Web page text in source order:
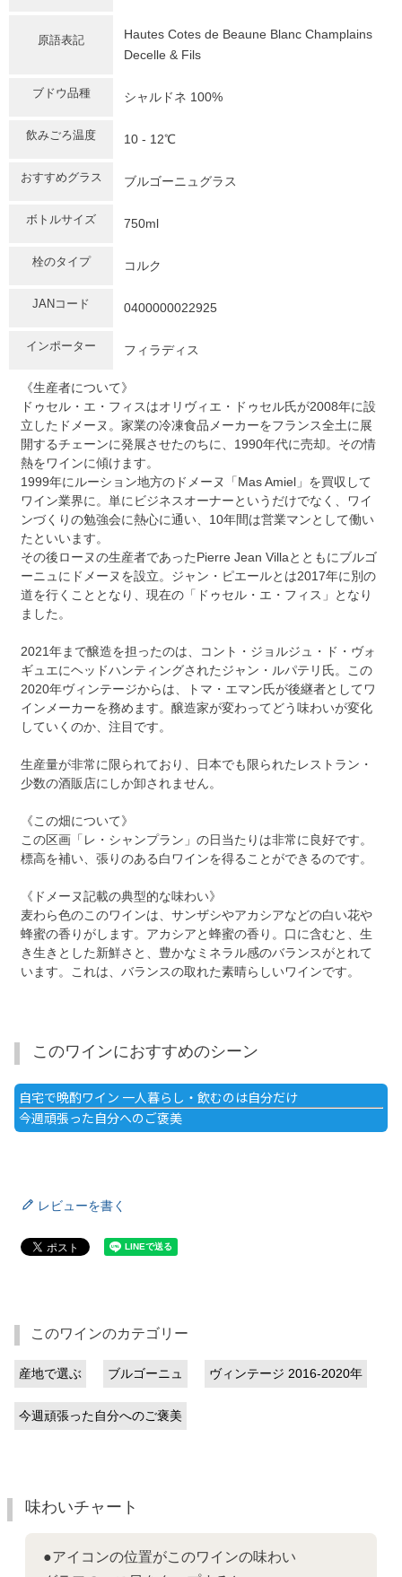
原語表記
Hautes Cotes de Beaune Blanc Champlains
Decelle & Fils
ブドウ品種 シャルドネ 100%
飲みごろ温度 10 - 12℃
おすすめグラス ブルゴーニュグラス
ボトルサイズ 750ml
栓のタイプ コルク
JANコード 0400000022925
インポーター フィラディス
《生産者について》
ドゥセル・エ・フィスはオリヴィエ・ドゥセル氏が2008年に設
立したドメーヌ。家業の冷凍食品メーカーをフランス全土に展
開するチェーンに発展させたのちに、1990年代に売却。その情
熱をワインに傾けます。
1999年にルーション地方のドメーヌ「Mas Amiel」を買収して
ワイン業界に。単にビジネスオーナーというだけでなく、ワイ
ンづくりの勉強会に熱心に通い、10年間は営業マンとして働い
たといいます。
その後ローヌの生産者であったPierre Jean Villaとともにブルゴ
ーニュにドメーヌを設立。ジャン・ピエールとは2017年に別の
道を行くこととなり、現在の「ドゥセル・エ・フィス」となり
ました。
2021年まで醸造を担ったのは、コント・ジョルジュ・ド・ヴォ
ギュエにヘッドハンティングされたジャン・ルパテリ氏。この
2020年ヴィンテージからは、トマ・エマン氏が後継者としてワ
インメーカーを務めます。醸造家が変わってどう味わいが変化
していくのか、注目です。
生産量が非常に限られており、日本でも限られたレストラン・
少数の酒販店にしか卸されません。
《この畑について》
この区画「レ・シャンプラン」の日当たりは非常に良好です。
標高を補い、張りのある白ワインを得ることができるのです。
《ドメーヌ記載の典型的な味わい》
麦わら色のこのワインは、サンザシやアカシアなどの白い花や
蜂蜜の香りがします。アカシアと蜂蜜の香り。口に含むと、生
き生きとした新鮮さと、豊かなミネラル感のバランスがとれて
います。これは、バランスの取れた素晴らしいワインです。
このワインにおすすめのシーン
自宅で晩酌ワイン 一人暮らし・飲むのは自分だけ
今週頑張った自分へのご褒美
レビューを書く
このワインのカテゴリー
産地で選ぶ ブルゴーニュ ヴィンテージ 2016-2020年
今週頑張った自分へのご褒美
味わいチャート
●アイコンの位置がこのワインの味わい